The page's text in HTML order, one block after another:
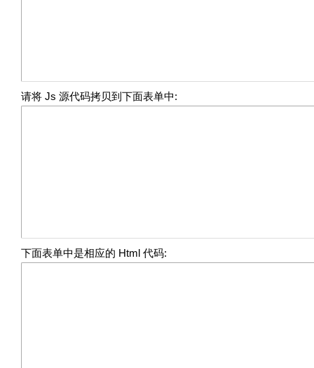
请将 Js 源代码拷贝到下面表单中:
下面表单中是相应的 Html 代码: